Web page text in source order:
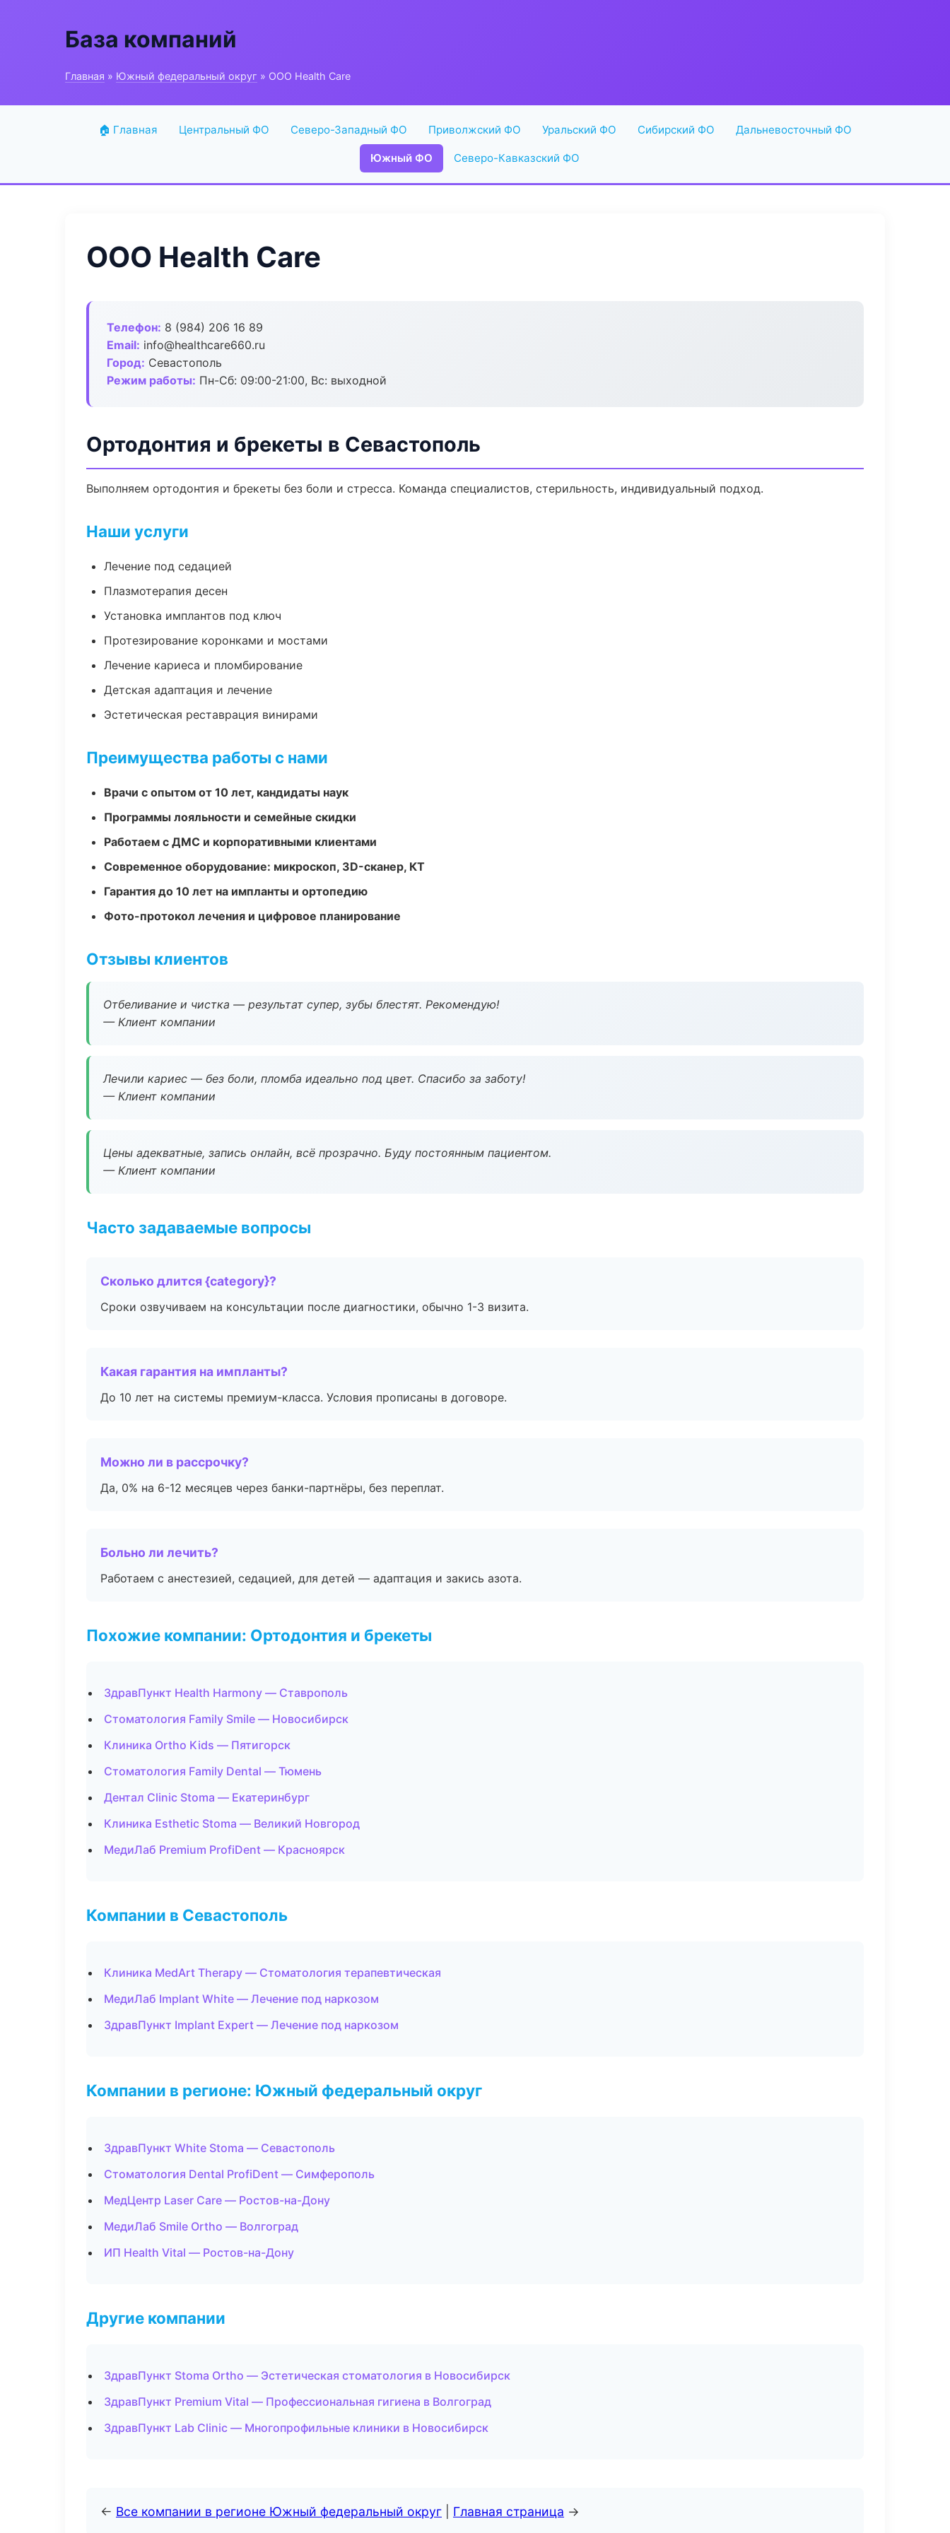
База компаний
Главная » Южный федеральный округ » ООО Health Care
🏠 Главная Центральный ФО Северо-Западный ФО Приволжский ФО Уральский ФО Сибирский ФО Дальневосточный ФО
Южный ФО Северо-Кавказский ФО
ООО Health Care
Телефон: 8 (984) 206 16 89
Email: info@healthcare660.ru
Город: Севастополь
Режим работы: Пн-Сб: 09:00-21:00, Вс: выходной
Ортодонтия и брекеты в Севастополь
Выполняем ортодонтия и брекеты без боли и стресса. Команда специалистов, стерильность, индивидуальный подход.
Наши услуги
Лечение под седацией
Плазмотерапия десен
Установка имплантов под ключ
Протезирование коронками и мостами
Лечение кариеса и пломбирование
Детская адаптация и лечение
Эстетическая реставрация винирами
Преимущества работы с нами
Врачи с опытом от 10 лет, кандидаты наук
Программы лояльности и семейные скидки
Работаем с ДМС и корпоративными клиентами
Современное оборудование: микроскоп, 3D-сканер, КТ
Гарантия до 10 лет на импланты и ортопедию
Фото-протокол лечения и цифровое планирование
Отзывы клиентов
Отбеливание и чистка — результат супер, зубы блестят. Рекомендую!
— Клиент компании
Лечили кариес — без боли, пломба идеально под цвет. Спасибо за заботу!
— Клиент компании
Цены адекватные, запись онлайн, всё прозрачно. Буду постоянным пациентом.
— Клиент компании
Часто задаваемые вопросы
Сколько длится {category}?
Сроки озвучиваем на консультации после диагностики, обычно 1-3 визита.
Какая гарантия на импланты?
До 10 лет на системы премиум-класса. Условия прописаны в договоре.
Можно ли в рассрочку?
Да, 0% на 6-12 месяцев через банки-партнёры, без переплат.
Больно ли лечить?
Работаем с анестезией, седацией, для детей — адаптация и закись азота.
Похожие компании: Ортодонтия и брекеты
ЗдравПункт Health Harmony — Ставрополь
Стоматология Family Smile — Новосибирск
Клиника Ortho Kids — Пятигорск
Стоматология Family Dental — Тюмень
Дентал Clinic Stoma — Екатеринбург
Клиника Esthetic Stoma — Великий Новгород
МедиЛаб Premium ProfiDent — Красноярск
Компании в Севастополь
Клиника MedArt Therapy — Стоматология терапевтическая
МедиЛаб Implant White — Лечение под наркозом
ЗдравПункт Implant Expert — Лечение под наркозом
Компании в регионе: Южный федеральный округ
ЗдравПункт White Stoma — Севастополь
Стоматология Dental ProfiDent — Симферополь
МедЦентр Laser Care — Ростов-на-Дону
МедиЛаб Smile Ortho — Волгоград
ИП Health Vital — Ростов-на-Дону
Другие компании
ЗдравПункт Stoma Ortho — Эстетическая стоматология в Новосибирск
ЗдравПункт Premium Vital — Профессиональная гигиена в Волгоград
ЗдравПункт Lab Clinic — Многопрофильные клиники в Новосибирск
← Все компании в регионе Южный федеральный округ Главная страница →